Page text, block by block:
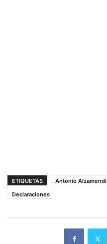
ETIQUETAS Antonio Alzamendi
Declaraciones